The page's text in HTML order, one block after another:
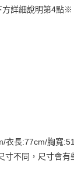
品之後才付款」的支
需綁卡、不需儲值。
後，再付款。
流程】
先享後付」後，將跳
認金額後，即可完成
詳細說明第4點※
衣長:77cm/胸寬
寸不同，尺寸會